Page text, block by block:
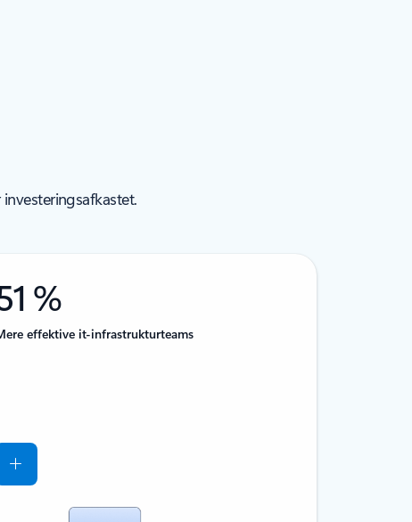
%
effektive it-infrastrukturteams